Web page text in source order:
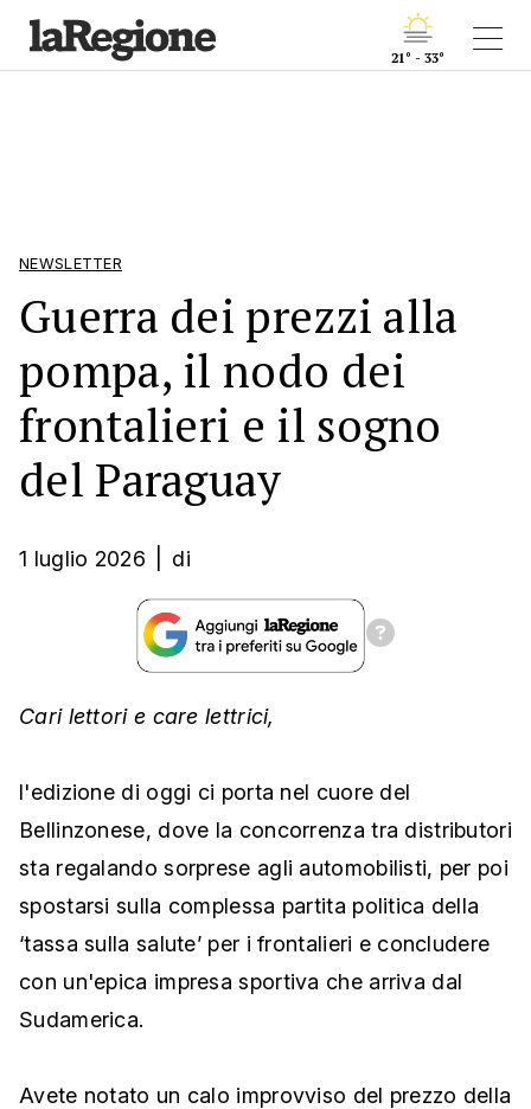
21° - 33°
NEWSLETTER
Guerra dei prezzi alla
pompa, il nodo dei
frontalieri e il sogno
del Paraguay
1 luglio 2026 di
Cari lettori e care lettrici,
l'edizione di oggi ci porta nel cuore del
Bellinzonese, dove la concorrenza tra distributori
sta regalando sorprese agli automobilisti, per poi
spostarsi sulla complessa partita politica della
‘tassa sulla salute’ per i frontalieri e concludere
con un'epica impresa sportiva che arriva dal
Sudamerica.
Avete notato un calo improvviso del prezzo della